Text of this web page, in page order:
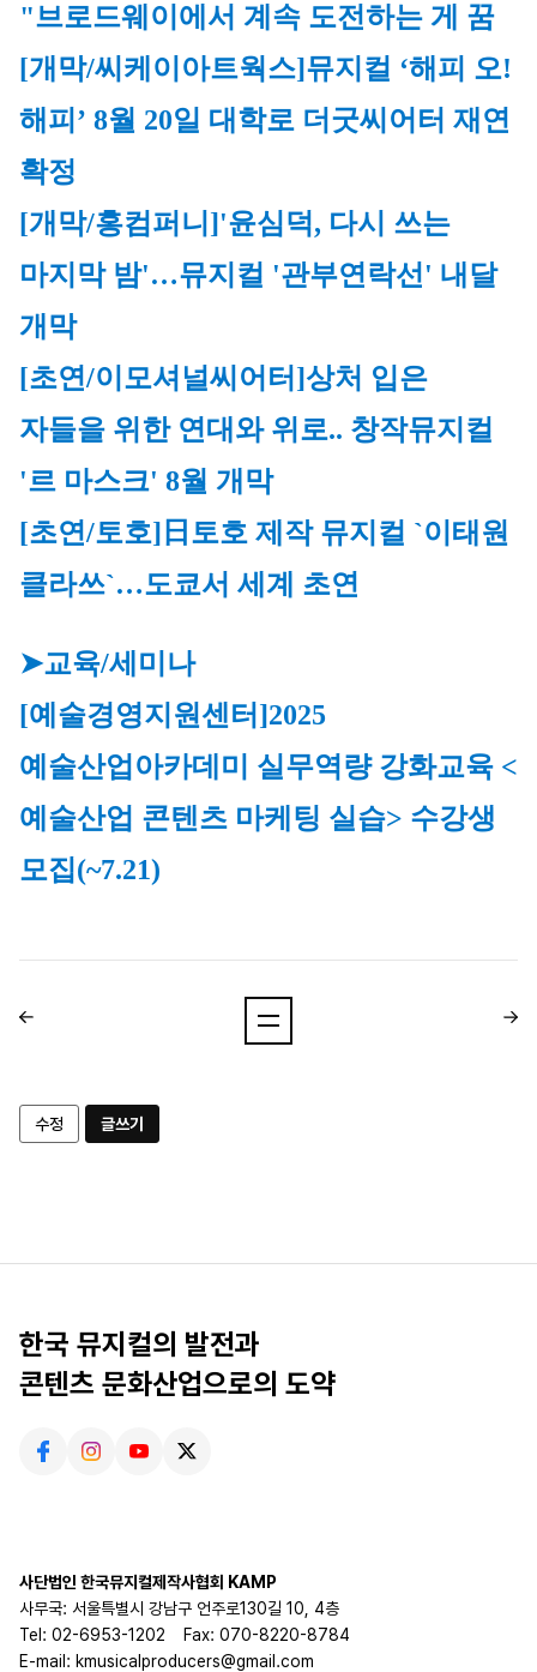
"브로드웨이에서 계속 도전하는 게 꿈
[개막/씨케이아트웍스]뮤지컬 ‘해피 오!
해피’ 8월 20일 대학로 더굿씨어터 재연
확정
[개막/홍컴퍼니]'윤심덕, 다시 쓰는
마지막 밤'…뮤지컬 '관부연락선' 내달
개막
[초연/이모셔널씨어터]상처 입은
자들을 위한 연대와 위로.. 창작뮤지컬
'르 마스크' 8월 개막
[초연/토호] 日토호 제작 뮤지컬 `이태원
클라쓰`…도쿄서 세계 초연
➤교육/세미나
[예술경영지원센터]2025
예술산업아카데미 실무역량 강화교육 <
예술산업 콘텐츠 마케팅 실습> 수강생
모집(~7.21)
수정 글쓰기
한국 뮤지컬의 발전과
콘텐츠 문화산업으로의 도약
사단법인 한국뮤지컬제작사협회 KAMP
사무국: 서울특별시 강남구 언주로130길 10, 4층
Tel: 02-6953-1202
Fax: 070-8220-8784
E-mail: kmusicalproducers@gmail.com